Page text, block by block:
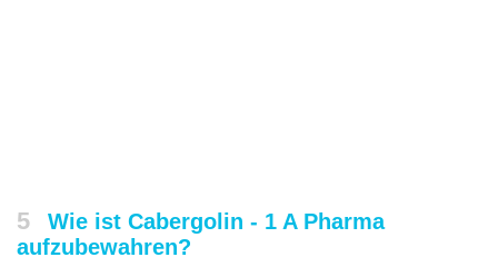
5
Wie ist Cabergolin - 1 A Pharma
aufzubewahren?